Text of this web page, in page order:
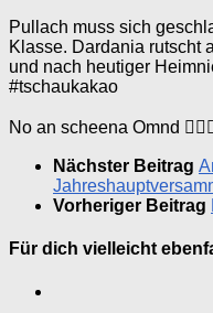
Pullach muss sich
Klasse. Dardania rutscht
und nach heutiger
#tschaukakao
No an scheena Omnd
Nächster Beitrag
Vorheriger Beitrag
Für dich vielleicht